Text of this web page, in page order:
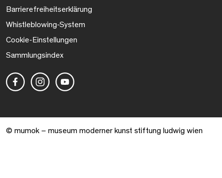
Barrierefreiheitserklärung
Whistleblowing-System
Cookie-Einstellungen
Sammlungsindex
© mumok – museum moderner kunst stiftung ludwig wien